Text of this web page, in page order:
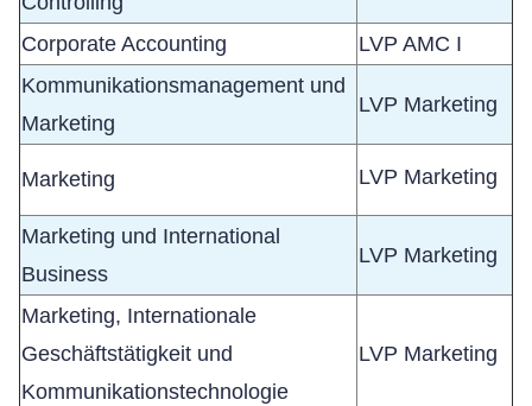
Corporate Accounting
LVP AMC I
Kommunikationsmanagement und
Marketing
LVP Marketing
Marketing LVP Marketing
Marketing und International
Business
LVP Marketing
Marketing, Internationale
Geschäftstätigkeit und
Kommunikationstechnologie
LVP Marketing